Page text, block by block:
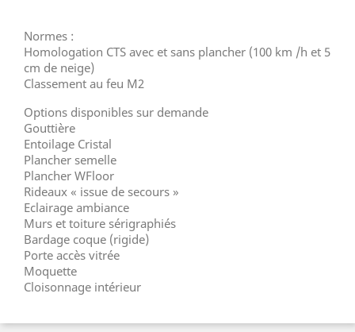
Normes :
Homologation CTS avec et sans plancher (100 km /h et 5
cm de neige)
Classement au feu M2
Options disponibles sur demande
Gouttière
Entoilage Cristal
Plancher semelle
Plancher WFloor
Rideaux « issue de secours »
Eclairage ambiance
Murs et toiture sérigraphiés
Bardage coque (rigide)
Porte accès vitrée
Moquette
Cloisonnage intérieur